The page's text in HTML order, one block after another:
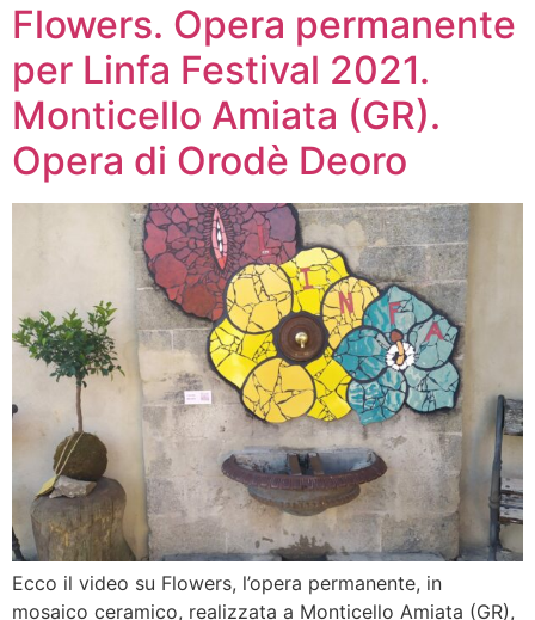
Flowers. Opera permanente
per Linfa Festival 2021.
Monticello Amiata (GR).
Opera di Orodè Deoro
Ecco il video su Flowers, l’opera permanente, in
mosaico ceramico, realizzata a Monticello Amiata (GR),